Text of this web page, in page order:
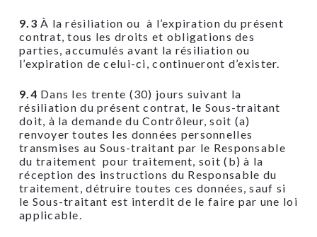
9.3 À la résiliation ou à l’expiration du présent
contrat, tous les droits et obligations des
parties, accumulés avant la résiliation ou
l’expiration de celui-ci, continueront d’exister.
9.4 Dans les trente (30) jours suivant la
résiliation du présent contrat, le Sous-traitant
doit, à la demande du Contrôleur, soit (a)
renvoyer toutes les données personnelles
transmises au Sous-traitant par le Responsable
du traitement pour traitement, soit (b) à la
réception des instructions du Responsable du
traitement, détruire toutes ces données, sauf si
le Sous-traitant est interdit de le faire par une loi
applicable.